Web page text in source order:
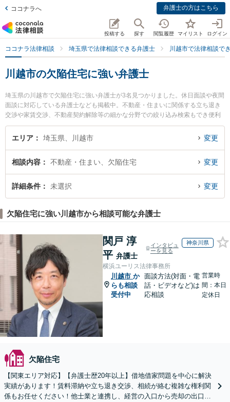
ココナラへ 弁護士の方はこちら
投稿する 探す 閲覧履歴 マイリスト ログイン
ココナラ法律相談 埼玉県で法律相談できる弁護士 川越市で法律相談で
川越市の欠陥住宅に強い弁護士
埼玉県の川越市で欠陥住宅に強い弁護士が3名見つかりました。休日面談や夜間
面談に対応している弁護士なども掲載中。不動産・住まいに関係する立ち退き
交渉や家賃交渉、不動産契約解除等の細かな分野での絞り込み検索もでき便利
です。特に小手の森法律事務所の手島 康了弁護士や重成大毅法律事務所の重成
大毅弁護士、新井哲三郎法律事務所の新井 哲三郎弁護士のプロフィール情報や
決の実績豊富な近くの弁護士を検索したい』『初回相談無料で欠陥住宅を法律
相談できる川越市内の弁護士に相談予約したい』などでお困りの相談者さんに
おすすめです。
エリア 埼玉県、川越市 変更
相談内容 不動産・住まい、欠陥住宅 変更
詳細条件 未選択 変更
欠陥住宅に強い川越市から相談可能な弁護士
関戸 淳
平 弁護士
インタビュ
ーを見る
神奈川県
横浜ユーリス法律事務所
川越市 か
らも相談
受付中
面談方法(対面・電
話・ビデオなど)は
応相談
営業時
間：本日
定休日
欠陥住宅
【関東エリア対応】【弁護士歴20年以上】借地借家問題を中心に解決
実績があります！賃料滞納や立ち退き交渉、相続が絡む複雑な権利関
係もお任せください！他士業と連携し、経営の入口から売却の出口ま